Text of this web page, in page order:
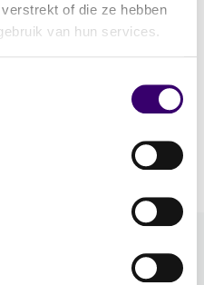
of die ze hebben
van hun services.
32 10 78 38
0394 7134 19